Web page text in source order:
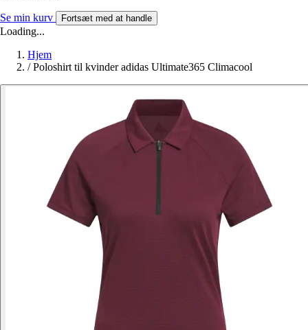
Se min kurv Fortsæt med at handle
Loading...
Hjem
/ Poloshirt til kvinder adidas Ultimate365 Climacool